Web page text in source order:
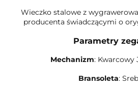
Wieczko stalowe z
producenta świadczącymi o
Parametry
Mechanizm: Kwarcowy
Bransoleta: